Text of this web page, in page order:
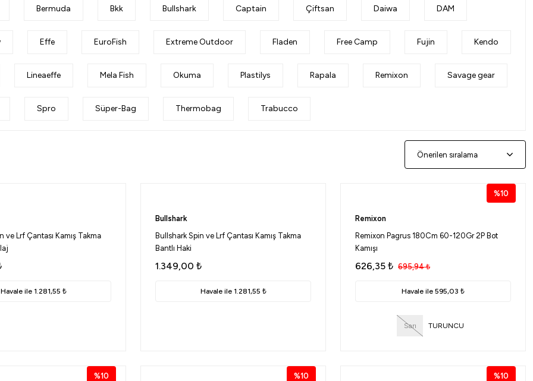
Bermuda Bkk Bullshark Captain Çiftsan Daiwa DAM
Effe EuroFish Extreme Outdoor Fladen Free Camp Fujin Kendo
Lineaeffe Mela Fish Okuma Plastilys Rapala Remixon Savage gear
Spro Süper-Bag Thermobag Trabucco
ve Lrf Çantası Kamış Takma
Havale ile 1.281,55 ₺
Bullshark
Bullshark Spin ve Lrf Çantası Kamış Takma
Bantlı Haki
1.349,00 ₺
Havale ile 1.281,55 ₺
%10
Remixon
Remixon Pagrus 180Cm 60-120Gr 2P Bot
Kamışı
626,35 ₺ 695,94₺
Havale ile 595,03 ₺
Sarı TURUNCU
%10 %10 %10